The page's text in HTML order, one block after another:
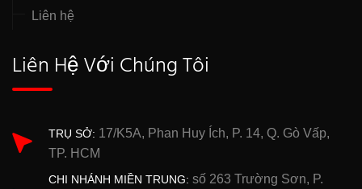
Liên hệ
Liên Hệ Với Chúng Tôi
TRỤ SỞ: 17/K5A, Phan Huy Ích, P. 14, Q. Gò Vấp,
TP. HCM
CHI NHÁNH MIỀN TRUNG: số 263 Trường Sơn, P.